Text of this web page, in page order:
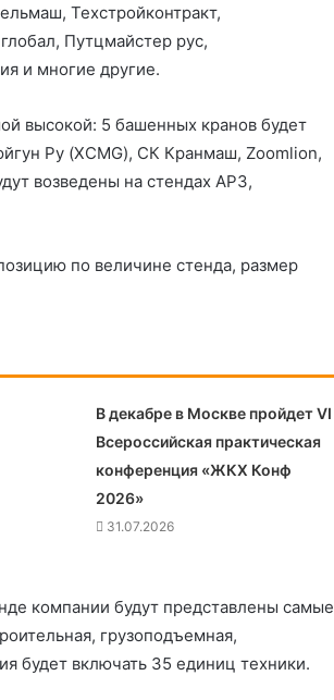
Техстройконтракт,
Путцмайстер рус,
и многие другие.
высокой: 5 башенных кранов будет
Ру (XCMG), СК Кранмаш, Zoomlion,
возведены на стендах АРЗ,
по величине стенда, размер
В декабре в Москве пройдет VI
Всероссийская практическая
конференция «ЖКХ Конф
2026»
31.07.2026
компании будут представлены самые
грузоподъемная,
будет включать 35 единиц техники.